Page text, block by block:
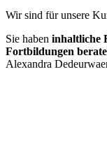
Wir sind für unsere
Sie haben inhaltliche
Fortbildungen
Alexandra